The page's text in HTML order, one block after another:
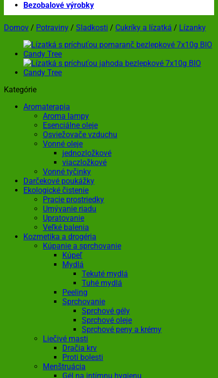
Bezobalové výrobky
Domov / Potraviny / Sladkosti / Cukríky a lízatká / Lízanky
Kategórie
Aromaterapia
Aroma lampy
Esenciálne oleje
Osviežovače vzduchu
Vonné oleje
jednozložkové
viaczložkové
Vonné tyčinky
Darčekové poukážky
Ekologické čistenie
Pracie prostriedky
Umývanie riadu
Upratovanie
Veľké balenia
Kozmetika a drogéria
Kúpanie a sprchovanie
Kúpeľ
Mydlá
Tekuté mydlá
Tuhé mydlá
Peeling
Sprchovanie
Sprchové gély
Sprchové oleje
Sprchové peny a krémy
Liečivé masti
Dračia krv
Proti bolesti
Menštruácia
Gél na intímnu hygienu